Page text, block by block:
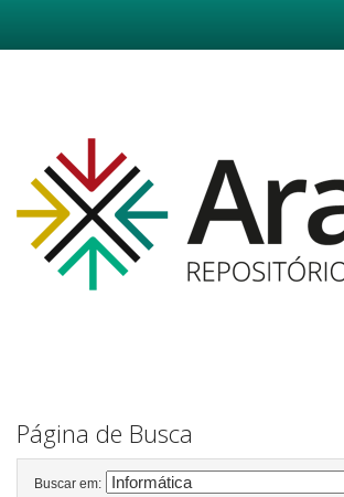
Página de Busca
Buscar em: